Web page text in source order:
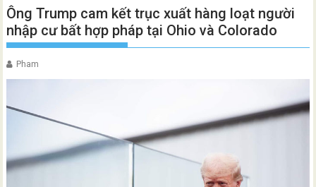
Ông Trump cam kết trục xuất hàng loạt người
nhập cư bất hợp pháp tại Ohio và Colorado
Pham